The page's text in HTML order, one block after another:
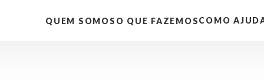
QUEM SOMOS O QUE FAZEMOSCOMO